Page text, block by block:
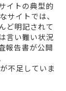
イトの典型的
イトでは、
ど明記されて
言い難い状況
報告書が公開
不足していま